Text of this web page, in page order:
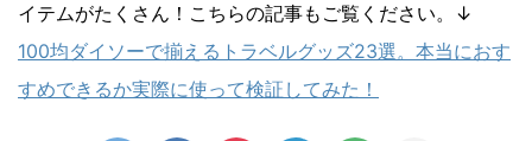
イテムがたくさん！こちらの記事もご覧ください。↓
100均ダイソーで揃えるトラベルグッズ23選。本当におす
すめできるか実際に使って検証してみた！